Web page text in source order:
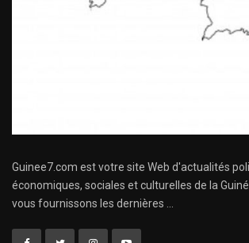
Guinee7.com est votre site Web d'actualités
économiques, sociales et culturelles de la
vous fournissons les dernières ...